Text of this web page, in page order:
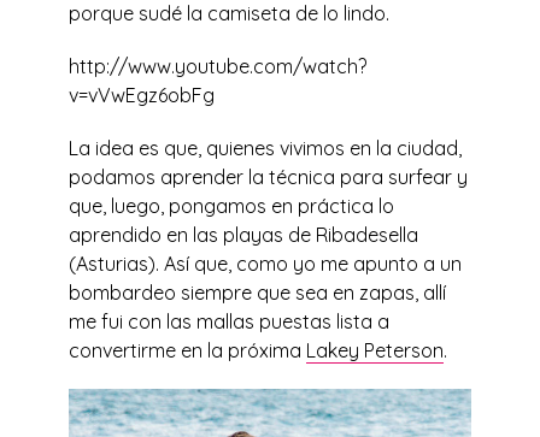
porque sudé la camiseta de lo lindo.
http://www.youtube.com/watch?
v=vVwEgz6obFg
La idea es que, quienes vivimos en la ciudad,
podamos aprender la técnica para surfear y
que, luego, pongamos en práctica lo
aprendido en las playas de Ribadesella
(Asturias). Así que, como yo me apunto a un
bombardeo siempre que sea en zapas, allí
me fui con las mallas puestas lista a
convertirme en la próxima Lakey Peterson.